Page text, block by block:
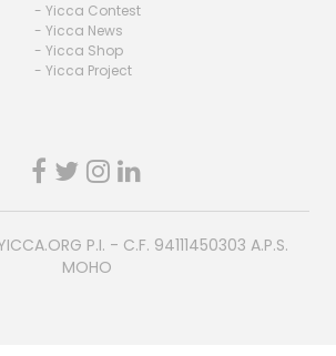
- Yicca Contest
- Yicca News
- Yicca Shop
- Yicca Project
P.I. - C.F. 94111450303 A.P.S.
MOHO